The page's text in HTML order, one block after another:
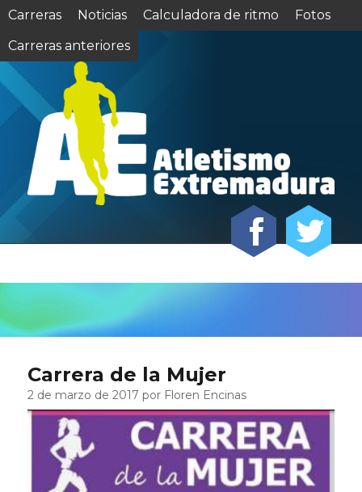
Carreras Noticias Calculadora de ritmo
Fotos
Carreras anteriores
Carrera de la Mujer
2 de marzo de 2017 por Floren Encinas